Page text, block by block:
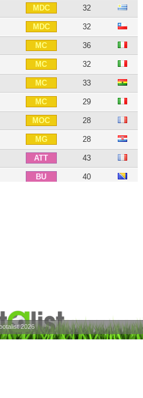
MDC 32
MDC 32
MC 36
MC 32
MC 33
MC 29
MOC 28
MG 28
ATT 43
BU 40
2026